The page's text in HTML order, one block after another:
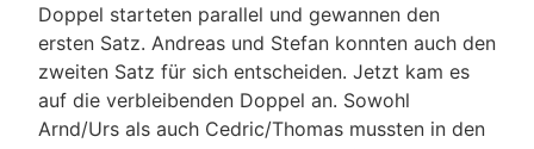
Doppel starteten parallel und gewannen den
ersten Satz. Andreas und Stefan konnten auch den
zweiten Satz für sich entscheiden. Jetzt kam es
auf die verbleibenden Doppel an. Sowohl
Arnd/Urs als auch Cedric/Thomas mussten in den